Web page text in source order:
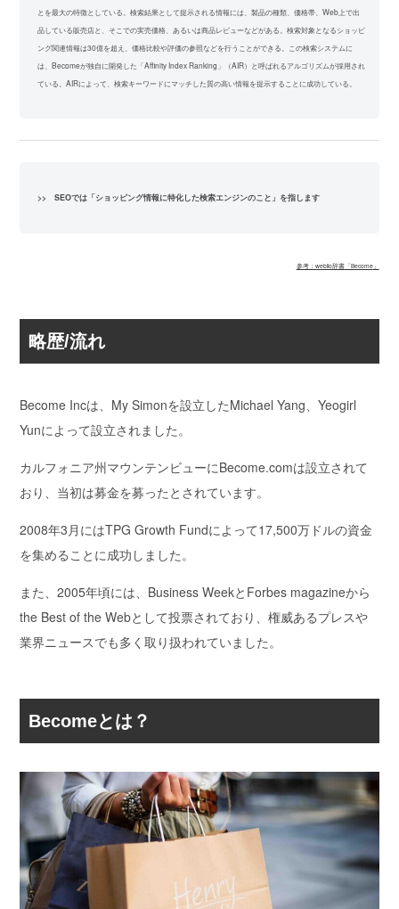
とを最大の特徴としている。検索結果として提示される情報には、製品の種類、価格帯、Web上で出
品している販売店と、そこでの実売価格、あるいは商品レビューなどがある。検索対象となるショッピ
ング関連情報は30億を超え、価格比較や評価の参照などを行うことができる。この検索システムに
は、Becomeが独自に開発した「Affinity Index Ranking」（AIR）と呼ばれるアルゴリズムが採用され
ている。AIRによって、検索キーワードにマッチした質の高い情報を提示することに成功している。
>> SEOでは「ショッピング情報に特化した検索エンジンのこと」を指します
参考：weblio辞書「Become」
略歴/流れ
Become Incは、 My Simonを設立したMichael Yang、Yeogirl
Yunによって設立されました。
カルフォニア州マウンテンビューにBecome.comは設立されて
おり、当初は募金を募ったとされています。
2008年3月にはTPG Growth Fundによって17,500万ドルの資金
を集めることに成功しました。
また、2005年頃には、Business WeekとForbes magazineから
the Best of the Webとして投票されており、権威あるプレスや
業界ニュースでも多く取り扱われていました。
Becomeとは？